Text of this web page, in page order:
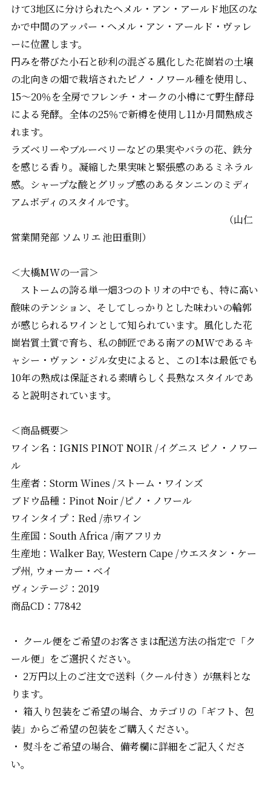
けて3地区に分けられたヘメル・アン・アールド地区のな
かで中間のアッパー・ヘメル・アン・アールド・ヴァレ
ーに位置します。
円みを帯びた小石と砂利の混ざる風化した花崗岩の土壌
の北向きの畑で栽培されたピノ・ノワール種を使用し、
15〜20％を全房でフレンチ・オークの小樽にて野生酵母
による発酵。全体の25％で新樽を使用し11か月間熟成さ
れます。
ラズベリーやブルーベリーなどの果実やバラの花、鉄分
を感じる香り。凝縮した果実味と緊張感のあるミネラル
感。シャープな酸とグリップ感のあるタンニンのミディ
アムボディのスタイルです。
（山仁
営業開発部 ソムリエ 池田重則）
＜大橋MWの一言＞
ストームの誇る単一畑3つのトリオの中でも、特に高い
酸味のテンション、そしてしっかりとした味わいの輪郭
が感じられるワインとして知られています。風化した花
崗岩質土質で育ち、私の師匠である南アのMWであるキ
ャシー・ヴァン・ジル女史によると、この1本は最低でも
10年の熟成は保証される素晴らしく長熟なスタイルであ
ると説明されています。
＜商品概要＞
ワイン名：IGNIS PINOT NOIR /イグニス ピノ・ノワー
ル
生産者：Storm Wines /ストーム・ワインズ
ブドウ品種：Pinot Noir /ピノ・ノワール
ワインタイプ：Red /赤ワイン
生産国：South Africa /南アフリカ
生産地：Walker Bay, Western Cape /ウエスタン・ケー
プ州, ウォーカー・ベイ
ヴィンテージ：2019
商品CD：77842
・ クール便をご希望のお客さまは配送方法の指定で「ク
ール便」をご選択ください。
・ 2万円以上のご注文で送料（クール付き）が無料とな
ります。
・ 箱入り包装をご希望の場合、カテゴリの「ギフト、包
装」からご希望の包装をご購入ください。
・ 熨斗をご希望の場合、備考欄に詳細をご記入くださ
い。